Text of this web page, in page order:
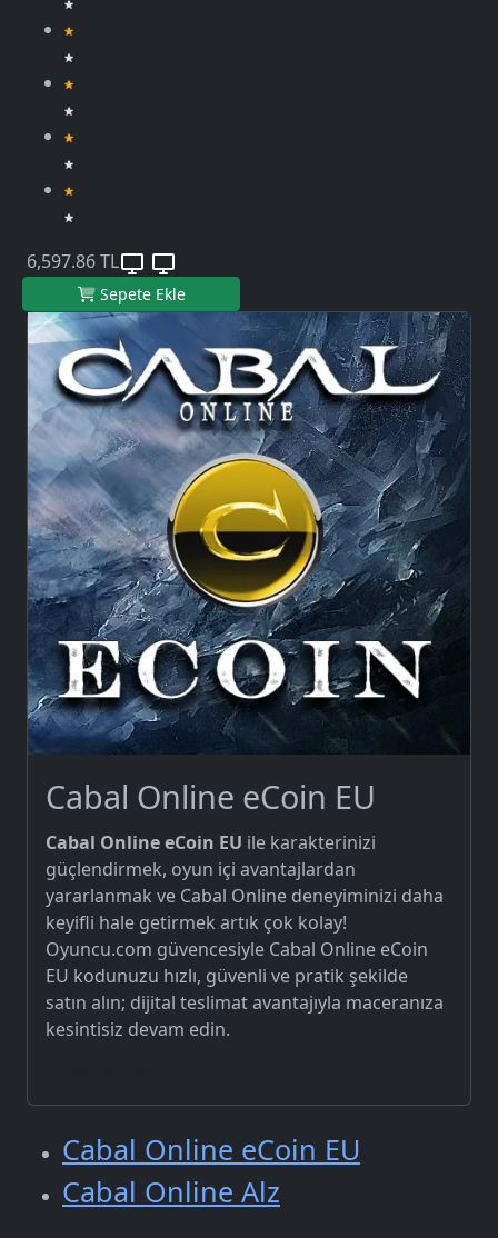
6,597.86 TL
Sepete Ekle
Cabal Online eCoin EU
Cabal Online eCoin EU ile karakterinizi
güçlendirmek, oyun içi avantajlardan
yararlanmak ve Cabal Online deneyiminizi daha
keyifli hale getirmek artık çok kolay!
Oyuncu.com güvencesiyle Cabal Online eCoin
EU kodunuzu hızlı, güvenli ve pratik şekilde
satın alın; dijital teslimat avantajıyla maceranıza
kesintisiz devam edin.
Cabal Online eCoin EU
Cabal Online Alz